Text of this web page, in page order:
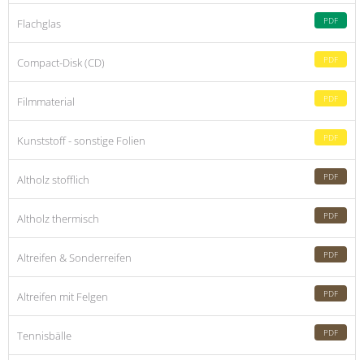
Flachglas PDF
Compact-Disk (CD) PDF
Filmmaterial PDF
Kunststoff - sonstige Folien PDF
Altholz stofflich PDF
Altholz thermisch PDF
Altreifen & Sonderreifen PDF
Altreifen mit Felgen PDF
Tennisbälle PDF